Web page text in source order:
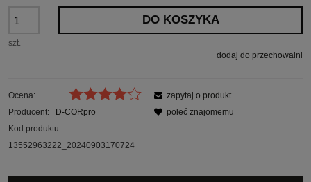
szt.
DO KOSZYKA
dodaj do przechowalni
Ocena:
Producent:
D-CORpro
Kod produktu:
13552963222_20240903170724
zapytaj o produkt
poleć znajomemu